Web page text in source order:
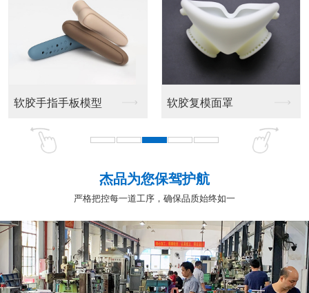
软胶手指手板模型 软胶复模面罩
杰品为您保驾护航
严格把控每一道工序，确保品质始终如一